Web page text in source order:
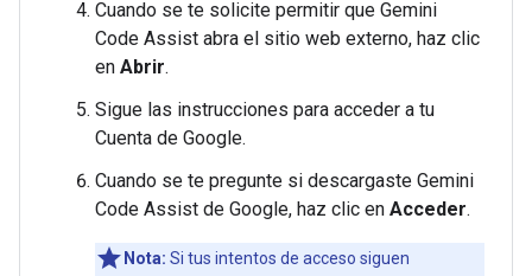
Cuando se te solicite permitir que Gemini
Code Assist abra el sitio web externo, haz clic
en Abrir.
Sigue las instrucciones para acceder a tu
Cuenta de Google.
Cuando se te pregunte si descargaste Gemini
Code Assist de Google, haz clic en Acceder.
Nota: Si tus intentos de acceso siguen